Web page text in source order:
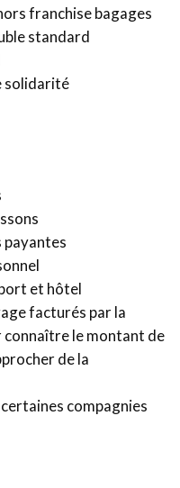
franchise bagages
standard
solidarité
payantes
et hôtel
facturés par la
connaître le montant de
de la
compagnies